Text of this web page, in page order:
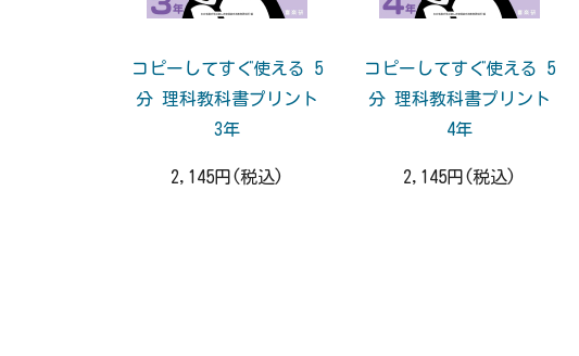
コピーしてすぐ使える 5
分 理科教科書プリント
3年
2,145円(税込)
コピーしてすぐ使える 5
分 理科教科書プリント
4年
2,145円(税込)